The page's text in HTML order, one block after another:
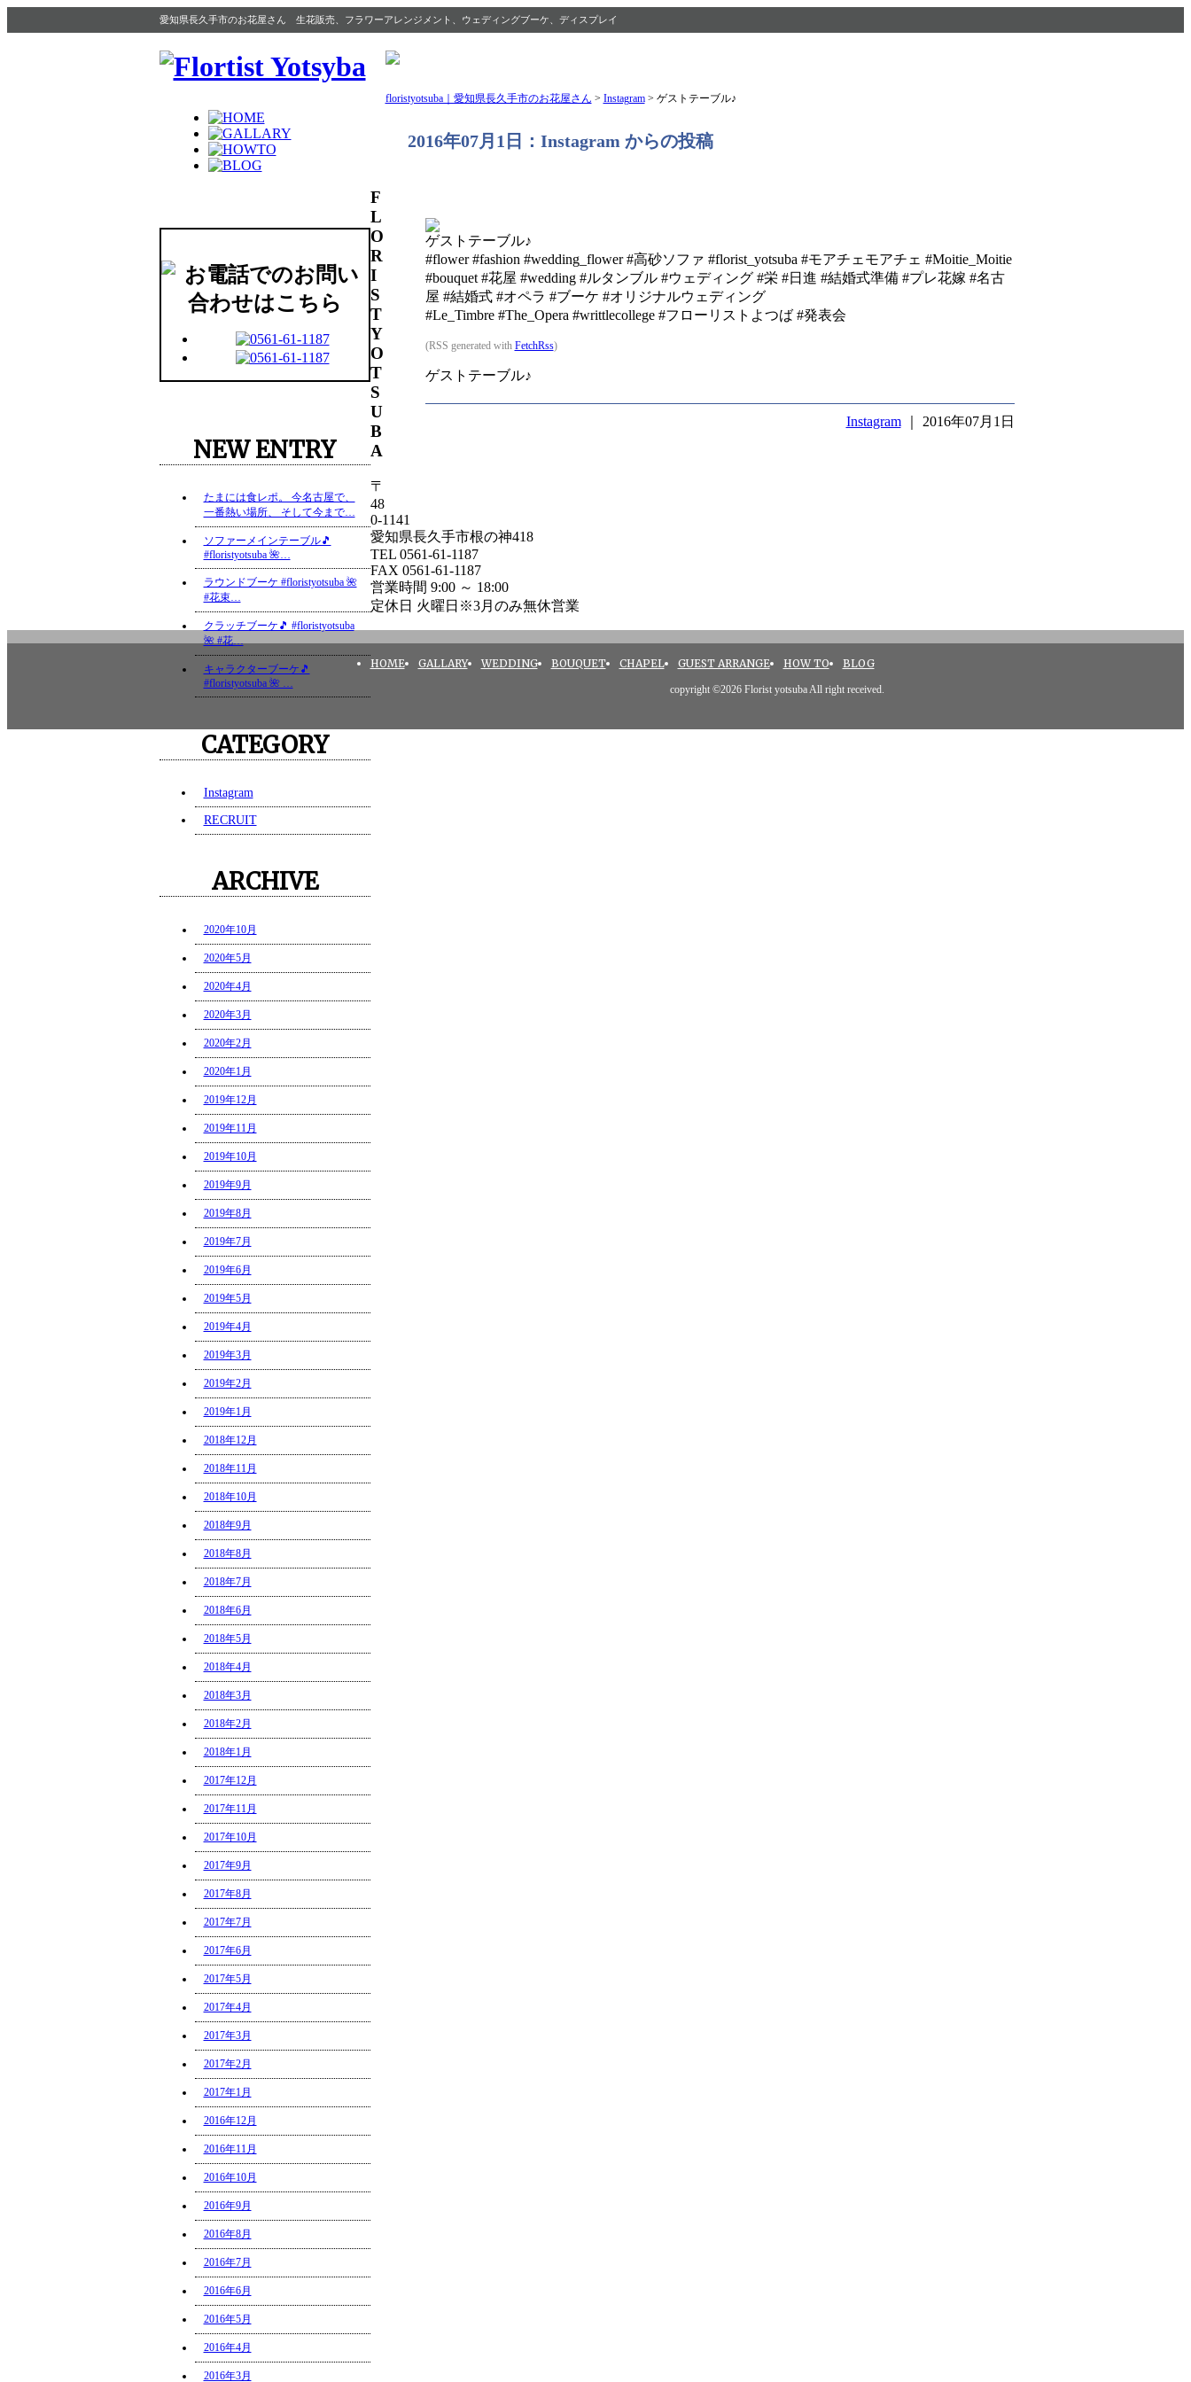
愛知県長久手市のお花屋さん 生花販売、フラワーアレンジメント、ウェディングブーケ、ディスプレイ
floristyotsuba｜愛知県長久手市のお花屋さん > Instagram> ゲストテーブル♪
2016年07月1日：Instagram からの投稿
ゲストテーブル♪
#flower #fashion #wedding_flower #高砂ソファ #florist_yotsuba #モアチェモアチェ #Moitie_Moitie
#bouquet #花屋 #wedding #ルタンブル #ウェディング #栄 #日進 #結婚式準備 #プレ花嫁 #名古
屋 #結婚式 #オペラ #ブーケ #オリジナルウェディング
#Le_Timbre #The_Opera #writtlecollege #フローリストよつば #発表会
(RSS generated with FetchRss)
ゲストテーブル♪
Instagram｜ 2016年07月1日
NEW ENTRY
たまには食レポ。 今名古屋で、
一番熱い場所、 そして今まで…
ソファーメインテーブル🎵
#floristyotsuba 🌺…
ラウンドブーケ #floristyotsuba 🌺
#花束…
クラッチブーケ🎵 #floristyotsuba
🌺 #花…
キャラクターブーケ🎵
#floristyotsuba 🌺 …
CATEGORY
Instagram
RECRUIT
ARCHIVE
2020年10月
2020年5月
2020年4月
2020年3月
2020年2月
2020年1月
2019年12月
2019年11月
2019年10月
2019年9月
2019年8月
2019年7月
2019年6月
2019年5月
2019年4月
2019年3月
2019年2月
2019年1月
2018年12月
2018年11月
2018年10月
2018年9月
2018年8月
2018年7月
2018年6月
2018年5月
2018年4月
2018年3月
2018年2月
2018年1月
2017年12月
2017年11月
2017年10月
2017年9月
2017年8月
2017年7月
2017年6月
2017年5月
2017年4月
2017年3月
2017年2月
2017年1月
2016年12月
2016年11月
2016年10月
2016年9月
2016年8月
2016年7月
2016年6月
2016年5月
2016年4月
2016年3月
F
L
O
R
I
S
T
Y
O
T
S
U
B
A
〒
48
0-1141
愛知県長久手市根の神418
TEL 0561-61-1187
FAX 0561-61-1187
営業時間 9:00 ～ 18:00
定休日 火曜日※3月のみ無休営業
HOME GALLARY WEDDING BOUQUET CHAPEL GUEST ARRANGE HOW TO BLOG
copyright ©2026 Florist yotsuba All right received.